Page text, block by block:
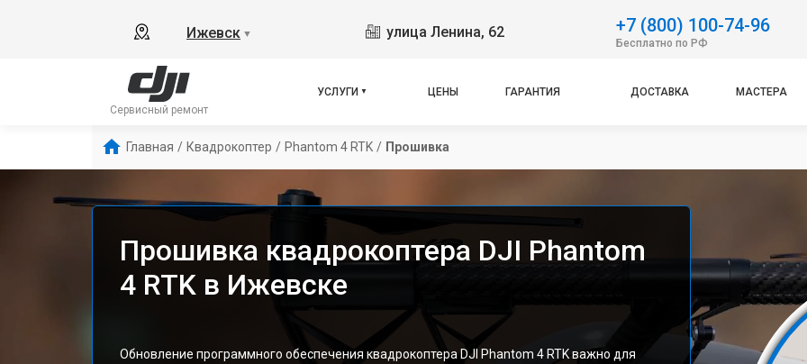
Ижевск ▼ улица Ленина, 62 +7 (800) 100-74-96
Бесплатно по РФ
Сервисный ремонт
УСЛУГИ ЦЕНЫ ГАРАНТИЯ ДОСТАВКА МАСТЕРА
Главная / Квадрокоптер / Phantom 4 RTK / Прошивка
Прошивка квадрокоптера DJI Phantom
4 RTK в Ижевске
Обновление программного обеспечения квадрокоптера DJI Phantom 4 RTK важно для